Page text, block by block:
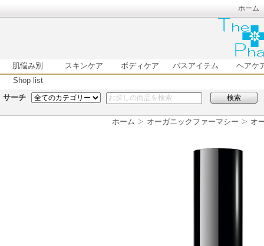
ホーム
肌悩み別 スキンケア ボディケア バスアイテム
ヘアケ
Shop list
サーチ
検索
ホーム オーガニックファーマシー オ